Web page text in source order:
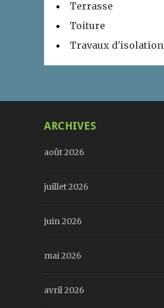
Terrasse
Toiture
Travaux d'isolation
ARCHIVES
août 2026
juillet 2026
juin 2026
mai 2026
avril 2026